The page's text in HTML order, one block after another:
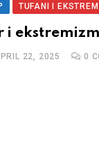
TUFANI I
i
22, 2025 0